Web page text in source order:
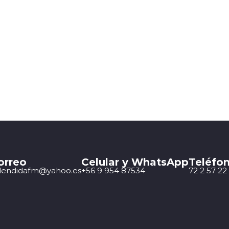
Celular y WhatsApp
+56 9 954 87534 72 2 57 22